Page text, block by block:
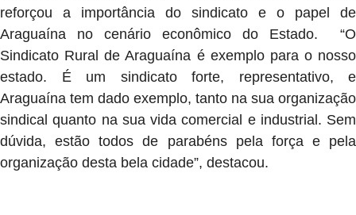
reforçou a importância do sindicato e o papel de
Araguaína no cenário econômico do Estado. “O
Sindicato Rural de Araguaína é exemplo para o nosso
estado. É um sindicato forte, representativo, e
Araguaína tem dado exemplo, tanto na sua organização
sindical quanto na sua vida comercial e industrial. Sem
dúvida, estão todos de parabéns pela força e pela
organização desta bela cidade”, destacou.